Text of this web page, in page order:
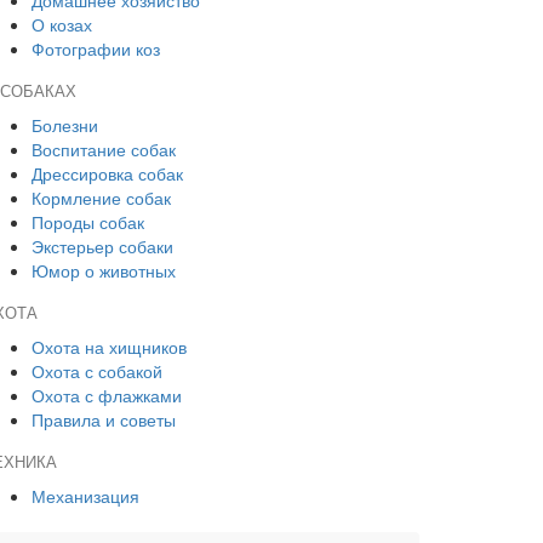
О козах
Фотографии коз
Болезни
Воспитание собак
Дрессировка собак
Кормление собак
Породы собак
Экстерьер собаки
Юмор о животных
Охота на хищников
Охота с собакой
Охота с флажками
Правила и советы
Механизация